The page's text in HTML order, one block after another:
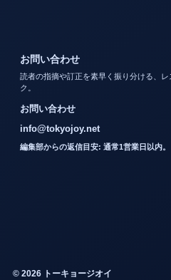
お問い合わせ
読者の指摘や訂正を素早く振り分ける、
ク。
お問い合わせ
info@tokyojoy.net
編集部からの返信目安: 通常1営業日以内。
© 2026 トーキョージオイ